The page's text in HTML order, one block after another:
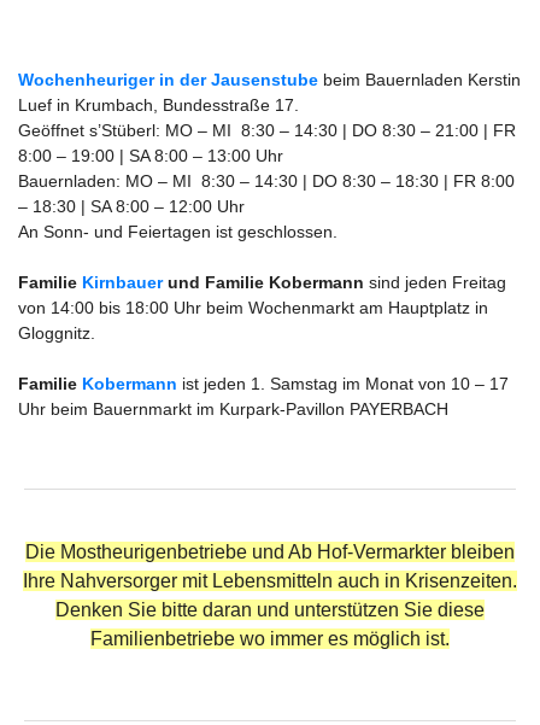
Wochenheuriger in der Jausenstube beim Bauernladen Kerstin
Luef in Krumbach, Bundesstraße 17.
Geöffnet s’Stüberl: MO – MI 8:30 – 14:30 | DO 8:30 – 21:00 | FR
8:00 – 19:00 | SA 8:00 – 13:00 Uhr
Bauernladen: MO – MI 8:30 – 14:30 | DO 8:30 – 18:30 | FR 8:00
– 18:30 | SA 8:00 – 12:00 Uhr
An Sonn- und Feiertagen ist geschlossen.
Familie Kirnbauerund Familie Kobermann sind jeden Freitag
von 14:00 bis 18:00 Uhr beim Wochenmarkt am Hauptplatz in
Gloggnitz.
Familie Kobermann ist jeden 1. Samstag im Monat von 10 – 17
Uhr beim Bauernmarkt im Kurpark-Pavillon PAYERBACH
Die Mostheurigenbetriebe und Ab Hof-Vermarkter bleiben
Ihre Nahversorger mit Lebensmitteln auch in Krisenzeiten.
Denken Sie bitte daran und unterstützen Sie diese
Familienbetriebe wo immer es möglich ist.